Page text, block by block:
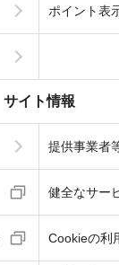
ポイント表
サイト情報
提供事業者
健全なサー
Cookieの利